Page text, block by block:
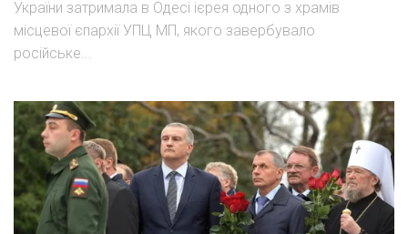
України затримала в Одесі ієрея одного з храмів
місцевої єпархії УПЦ МП, якого завербувало
російське...